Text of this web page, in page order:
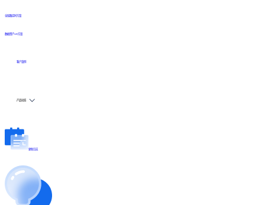
全链路实时方案
数据资产API方案
客户案例
产品动态
更新日志